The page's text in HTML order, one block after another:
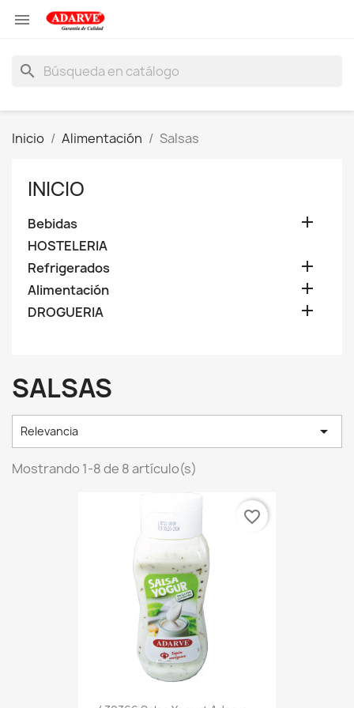

search
Inicio Alimentación Salsas
INICIO
Bebidas 
HOSTELERIA
Refrigerados

Alimentación 
DROGUERIA 
SALSAS
Relevancia 
Mostrando 1-8 de 8 artículo(s)
favorite_border